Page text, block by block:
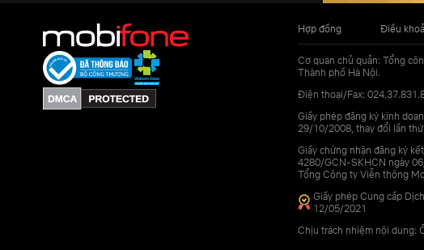
Hợp đồng Điều
Cơ quan chủ quản: Tổng
Thành phố Hà Nội.
Điện thoại/Fax:
Giấy phép đăng ký kinh
29/10/2008, thay đổi lần
Giấy chứng nhận đăng ký
4280/GCN-SKHCN ngày
Tổng Công ty Viễn thông
Giấy phép Cung cấp
12/05/2021
Chịu trách nhiệm nội dung: